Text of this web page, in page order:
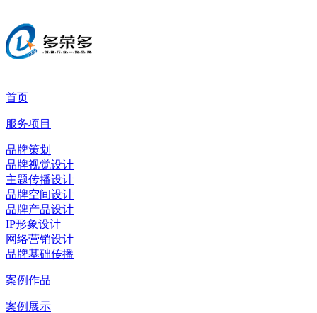
首页
服务项目
品牌策划
品牌视觉设计
主题传播设计
品牌空间设计
品牌产品设计
IP形象设计
网络营销设计
品牌基础传播
案例作品
案例展示